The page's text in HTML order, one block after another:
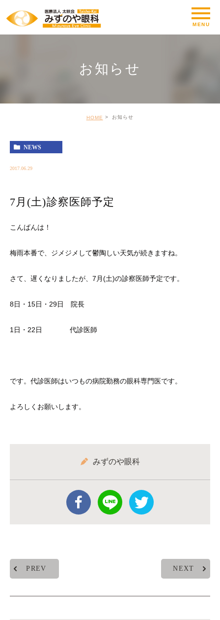
お知らせ
HOME お知らせ
NEWS
2017.06.29
7月(土)診察医師予定
こんばんは！
梅雨本番で、ジメジメして鬱陶しい天気が続きますね。
さて、遅くなりましたが、7月(土)の診察医師予定です。
8日・15日・29日 院長
1日・22日 代診医師
です。代診医師はいつもの病院勤務の眼科専門医です。
よろしくお願いします。
みずのや眼科
PREV NEXT